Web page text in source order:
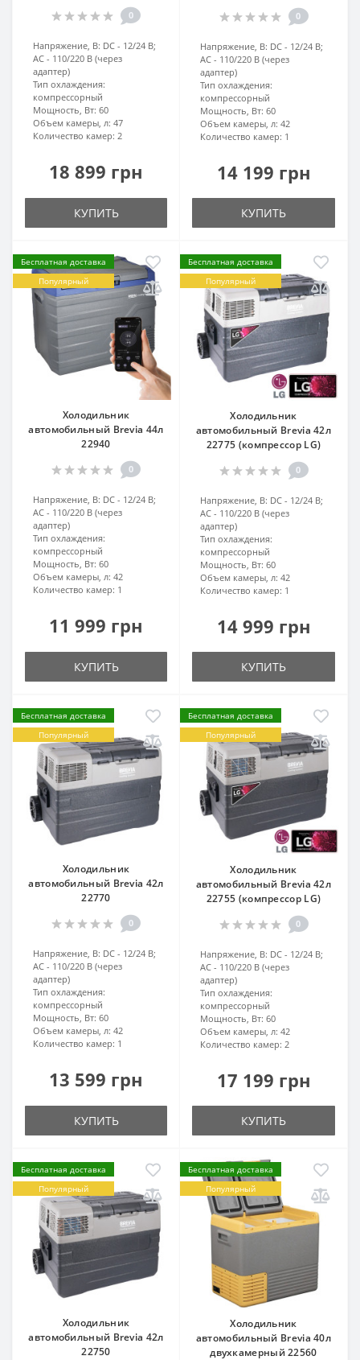
0
Напряжение, В: DC - 12/24 В;
AC - 110/220 В (через
адаптер)
Тип охлаждения:
компрессорный
Мощность, Вт: 60
Объем камеры, л: 47
Количество камер: 2
18 899 грн
КУПИТЬ
0
Напряжение, В: DC - 12/24 В;
AC - 110/220 В (через
адаптер)
Тип охлаждения:
компрессорный
Мощность, Вт: 60
Объем камеры, л: 42
Количество камер: 1
14 199 грн
КУПИТЬ
Бесплатная доставка
Популярный
Холодильник
автомобильный Brevia 44л
22940
0
Напряжение, В: DC - 12/24 В;
AC - 110/220 В (через
адаптер)
Тип охлаждения:
компрессорный
Мощность, Вт: 60
Объем камеры, л: 42
Количество камер: 1
11 999 грн
КУПИТЬ
Бесплатная доставка
Популярный
Холодильник
автомобильный Brevia 42л
22775 (компрессор LG)
0
Напряжение, В: DC - 12/24 В;
AC - 110/220 В (через
адаптер)
Тип охлаждения:
компрессорный
Мощность, Вт: 60
Объем камеры, л: 42
Количество камер: 1
14 999 грн
КУПИТЬ
Бесплатная доставка
Популярный
Холодильник
автомобильный Brevia 42л
22770
0
Напряжение, В: DC - 12/24 В;
AC - 110/220 В (через
адаптер)
Тип охлаждения:
компрессорный
Мощность, Вт: 60
Объем камеры, л: 42
Количество камер: 1
13 599 грн
КУПИТЬ
Бесплатная доставка
Популярный
Холодильник
автомобильный Brevia 42л
22755 (компрессор LG)
0
Напряжение, В: DC - 12/24 В;
AC - 110/220 В (через
адаптер)
Тип охлаждения:
компрессорный
Мощность, Вт: 60
Объем камеры, л: 42
Количество камер: 2
17 199 грн
КУПИТЬ
Бесплатная доставка
Популярный
Холодильник
автомобильный Brevia 42л
22750
Бесплатная доставка
Популярный
Холодильник
автомобильный Brevia 40л
двухкамерный 22560